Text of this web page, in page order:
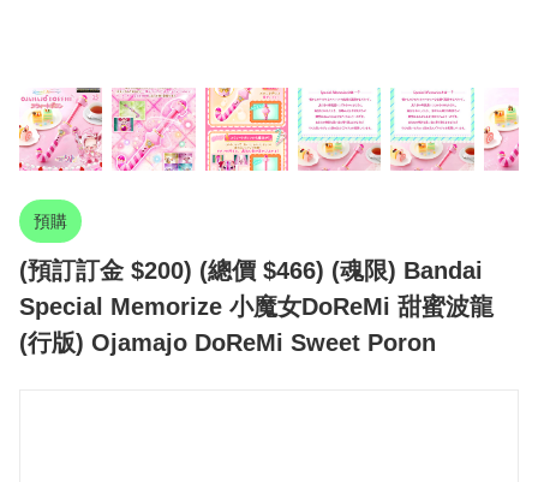
預購
(預訂訂金 $200) (總價 $466) (魂限) Bandai
Special Memorize 小魔女DoReMi 甜蜜波龍
(行版) Ojamajo DoReMi Sweet Poron